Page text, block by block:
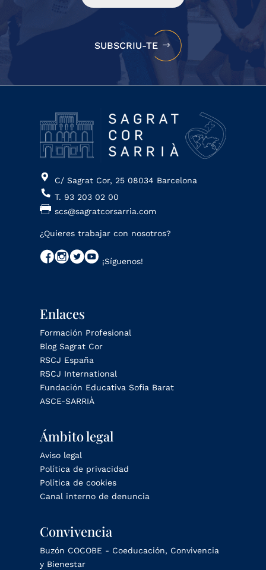
SUBSCRIU-TE
C/ Sagrat Cor, 25 08034 Barcelona
T. 93 203 02 00
scs@sagratcorsarria.com
¿Quieres trabajar con nosotros?
¡Síguenos!
Enlaces
Formación Profesional
Blog Sagrat Cor
RSCJ España
RSCJ International
Fundación Educativa Sofia Barat
ASCE-SARRIÀ
Ámbito legal
Aviso legal
Política de privacidad
Política de cookies
Canal interno de denuncia
Convivencia
Buzón COCOBE - Coeducación, Convivencia
y Bienestar